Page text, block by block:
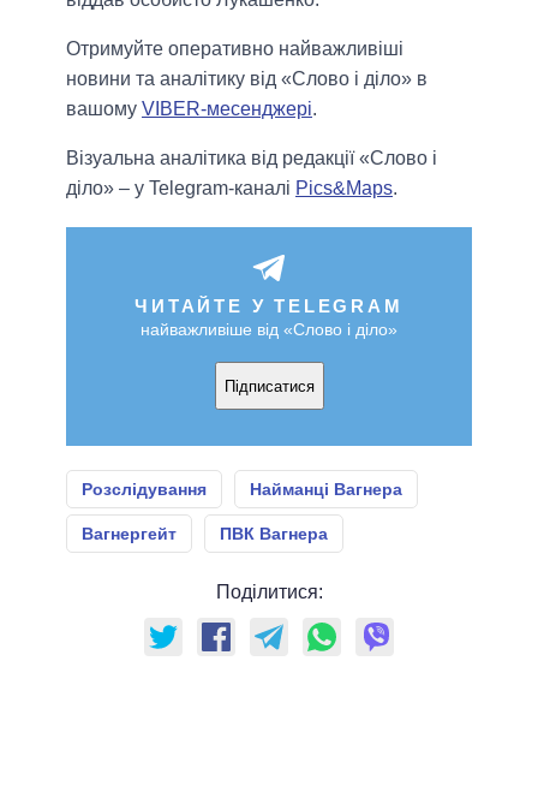
Отримуйте оперативно найважливіші
новини та аналітику від «Слово і діло» в
вашому VIBER-месенджері.
Візуальна аналітика від редакції «Слово і
діло» – у Telegram-каналі Pics&Maps.
ЧИТАЙТЕ У TELEGRAM
найважливіше від «Слово і діло»
Підписатися
Розслідування Найманці Вагнера
Вагнергейт ПВК Вагнера
Поділитися: